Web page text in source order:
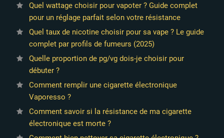
Quel wattage choisir pour vapoter ? Guide complet
pour un réglage parfait selon votre résistance
Quel taux de nicotine choisir pour sa vape ? Le guide
complet par profils de fumeurs (2025)
Quelle proportion de pg/vg dois-je choisir pour
débuter ?
Comment remplir une cigarette électronique
Vaporesso ?
Comment savoir si la résistance de ma cigarette
électronique est morte ?